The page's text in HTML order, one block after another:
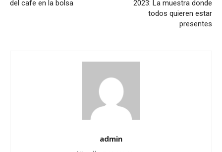
del cafe en la bolsa
2023: La muestra donde
todos quieren estar
presentes
admin